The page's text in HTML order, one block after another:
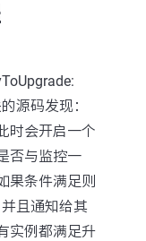
源码发现：
时会开启一个
否与监控一
果条件满足则
且通知给其
实例都满足升